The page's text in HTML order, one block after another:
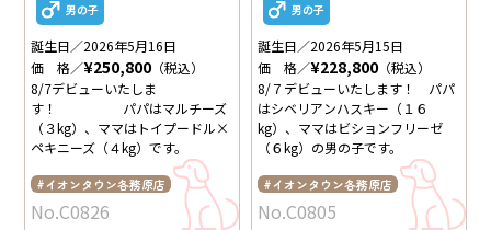
男の子
誕生日／2026年5月16日
価 格／¥250,800 （税込）
8/7デビューいたしま
す！ パパはマルチーズ
（３kg）、ママはトイプードル×
ペキニーズ（４kg）です。
イオンタウン各務原店
No.C0826
男の子
誕生日／2026年5月15日
価 格／¥228,800 （税込）
8/７デビューいたします！ パパ
はシベリアンハスキー（１６
kg）、ママはビションフリーゼ
（６kg）の男の子です。
イオンタウン各務原店
No.C0805